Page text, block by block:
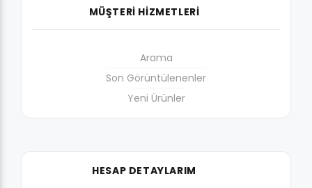
MÜŞTERİ HİZMETLERİ
Arama
Son Görüntülenenler
Yeni Ürünler
HESAP DETAYLARIM